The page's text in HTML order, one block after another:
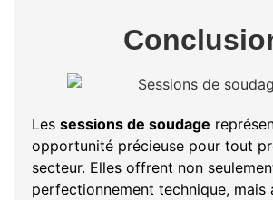
Les sessions de soudage
opportunité précieuse pour tout
secteur. Elles offrent non
perfectionnement technique, mais